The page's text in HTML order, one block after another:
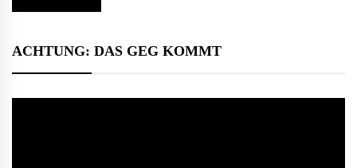
ACHTUNG: DAS GEG KOMMT